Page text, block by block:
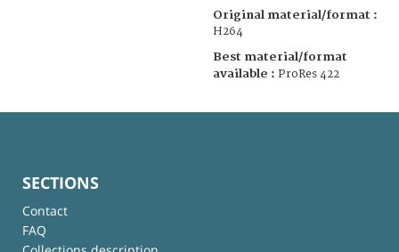
Original material/format :
H264
Best material/format
available : ProRes 422
SECTIONS
Contact
FAQ